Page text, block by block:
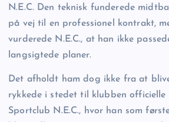
N.E.C. Den teknisk funderede
på vej til en professionel kontrakt,
vurderede N.E.C., at han ikke
langsigtede planer.
Det afholdt ham dog ikke fra at
rykkede i stedet til klubben officielle
Sportclub N.E.C., hvor han som